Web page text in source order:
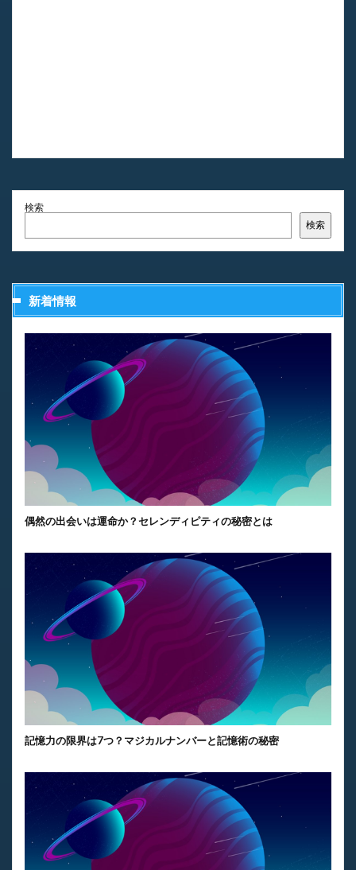
検索
検索
新着情報
偶然の出会いは運命か？セレンディピティの秘密とは
記憶力の限界は7つ？マジカルナンバーと記憶術の秘密